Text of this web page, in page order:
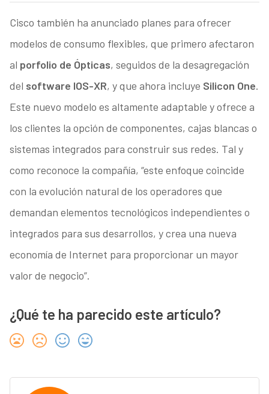
Cisco también ha anunciado planes para ofrecer
modelos de consumo flexibles, que primero afectaron
al porfolio de Ópticas, seguidos de la desagregación
del software IOS-XR, y que ahora incluye Silicon One.
Este nuevo modelo es altamente adaptable y ofrece a
los clientes la opción de componentes, cajas blancas o
sistemas integrados para construir sus redes. Tal y
como reconoce la compañía, “este enfoque coincide
con la evolución natural de los operadores que
demandan elementos tecnológicos independientes o
integrados para sus desarrollos, y crea una nueva
economía de Internet para proporcionar un mayor
valor de negocio”.
¿Qué te ha parecido este artículo?